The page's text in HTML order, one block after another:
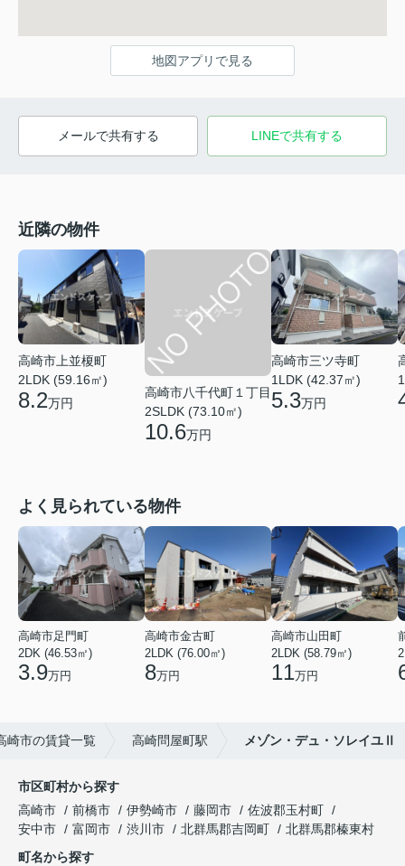
地図アプリで見る
メールで共有する LINEで共有する
近隣の物件
高崎市上並榎町
2LDK (59.16㎡)
8.2万円
高崎市八千代町１丁目
2SLDK (73.10㎡)
10.6万円
高崎市三ツ寺町
1LDK (42.37㎡)
5.3万円
よく見られている物件
高崎市足門町
2DK (46.53㎡)
3.9万円
高崎市金古町
2LDK (76.00㎡)
8万円
高崎市山田町
2LDK (58.79㎡)
11万円
崎市の賃貸一覧 高崎問屋町駅 メゾン・デュ・ソレイユⅡ
市区町村から探す
高崎市
前橋市 伊勢崎市 藤岡市
佐波郡玉村町
安中市
富岡市 渋川市 北群馬郡吉岡町
北群馬郡榛東村
町名から探す